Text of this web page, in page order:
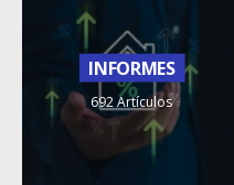
INFORMES
692 Artículos